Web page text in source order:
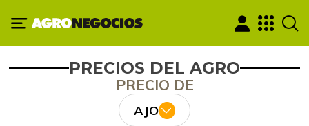
PRECIOS DEL AGRO
PRECIO DE
AJO